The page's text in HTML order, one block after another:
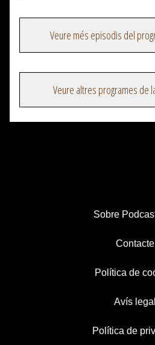
Veure més episodis del
Veure altres programes de
Sobre
Contacte
Política de
Avís legal
Política de